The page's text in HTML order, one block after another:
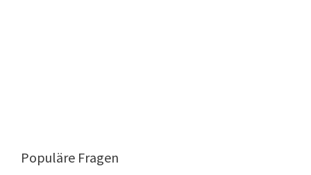
Populäre Fragen